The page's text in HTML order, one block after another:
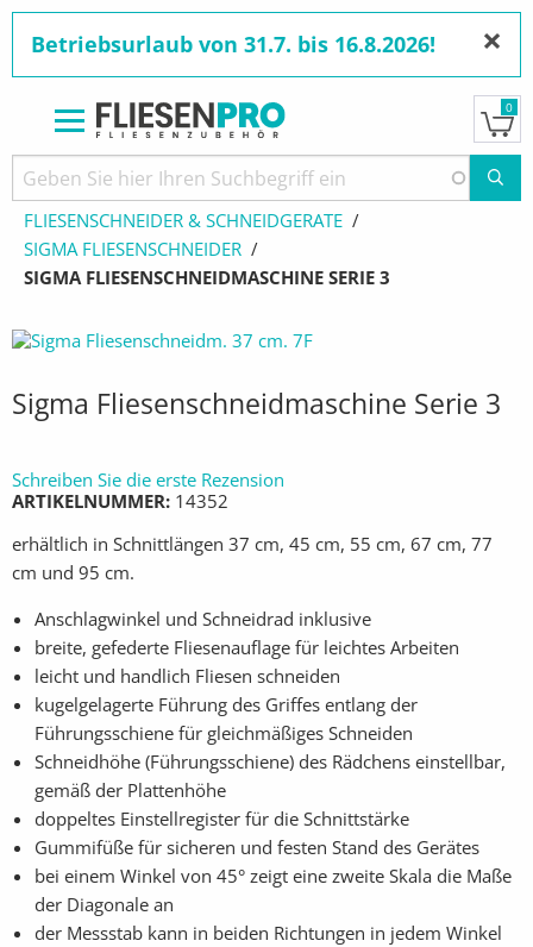
zum
Inhalt
Betriebsurlaub von 31.7. bis 16.8.2026! ×
0
Pfadnavigation
STARTSEITE
PRODUKTE
FLIESENSCHNEIDER & SCHNEIDGERÄTE
SIGMA FLIESENSCHNEIDER
AKTUELL:
SIGMA FLIESENSCHNEIDMASCHINE SERIE 3
Sigma Fliesenschneidmaschine Serie 3
Schreiben Sie die erste Rezension
ARTIKELNUMMER 14352
erhältlich in Schnittlängen 37 cm, 45 cm, 55 cm, 67 cm, 77
cm und 95 cm.
Anschlagwinkel und Schneidrad inklusive
breite, gefederte Fliesenauflage für leichtes Arbeiten
leicht und handlich Fliesen schneiden
kugelgelagerte Führung des Griffes entlang der
Führungsschiene für gleichmäßiges Schneiden
Schneidhöhe (Führungsschiene) des Rädchens einstellbar,
gemäß der Plattenhöhe
doppeltes Einstellregister für die Schnittstärke
Gummifüße für sicheren und festen Stand des Gerätes
bei einem Winkel von 45° zeigt eine zweite Skala die Maße
der Diagonale an
der Messstab kann in beiden Richtungen in jedem Winkel